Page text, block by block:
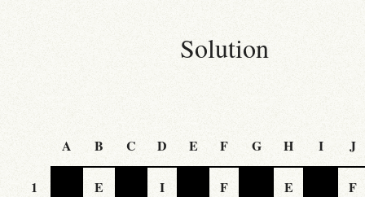
Solution
A B C D E F G H I J
1 E I F E F